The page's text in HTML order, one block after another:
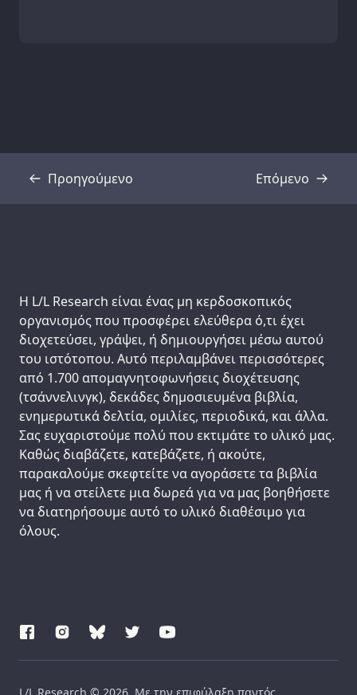
Προηγούμενο
Απομαγνητοφώνηση Επόμενο
Support us:
Η L/L Research είναι ένας μη κερδοσκοπικός
οργανισμός που προσφέρει ελεύθερα ό,τι έχει
διοχετεύσει, γράψει, ή δημιουργήσει μέσω αυτού
του ιστότοπου. Αυτό περιλαμβάνει περισσότερες
από 1.700 απομαγνητοφωνήσεις διοχέτευσης
(τσάννελινγκ), δεκάδες δημοσιευμένα βιβλία,
ενημερωτικά δελτία, ομιλίες, περιοδικά, και άλλα.
Σας ευχαριστούμε πολύ που εκτιμάτε το υλικό μας.
Καθώς διαβάζετε, κατεβάζετε, ή ακούτε,
παρακαλούμε σκεφτείτε να αγοράσετε τα βιβλία
μας ή να στείλετε μια δωρεά για να μας βοηθήσετε
να διατηρήσουμε αυτό το υλικό διαθέσιμο για
όλους.